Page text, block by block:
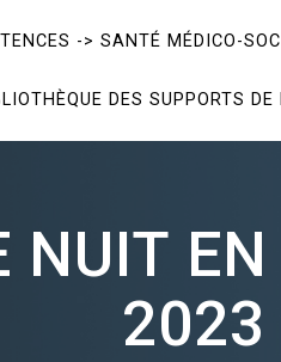
-> SANTÉ MÉDICO-
DES SUPPORTS DE
NUIT
2023